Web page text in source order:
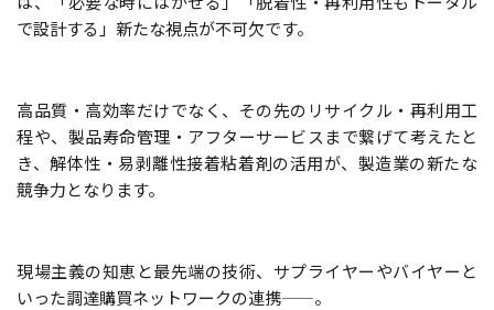
で設計する」新たな視点が不可欠です。
高品質・高効率だけでなく、その先のリサイクル・再利用工
程や、製品寿命管理・アフターサービスまで繋げて考えたと
き、解体性・易剥離性接着粘着剤の活用が、製造業の新たな
競争力となります。
現場主義の知恵と最先端の技術、サプライヤーやバイヤーと
いった調達購買ネットワークの連携——。